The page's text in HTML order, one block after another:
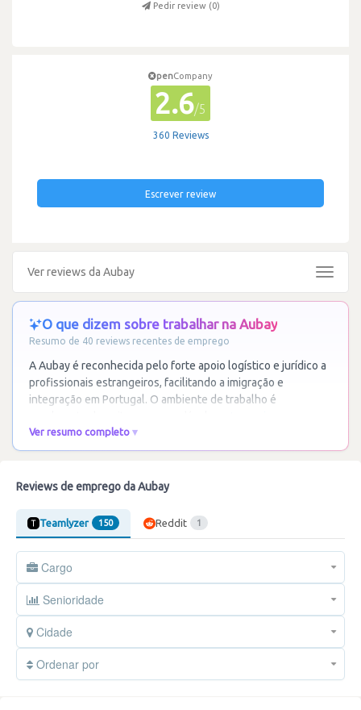
Pedir review (0)
penCompany
2.6/5
360 Reviews
Escrever review
Ver reviews da Aubay
Toggle
O que dizem sobre trabalhar na Aubay
Resumo de 40 reviews recentes de emprego
A Aubay é reconhecida pelo forte apoio logístico e jurídico a
profissionais estrangeiros, facilitando a imigração e
integração em Portugal. O ambiente de trabalho é
Ver resumo completo
Reviews de emprego da Aubay
Teamlyzer 150 Reddit 1
Cargo
Senioridade
Cidade
Ordenar por